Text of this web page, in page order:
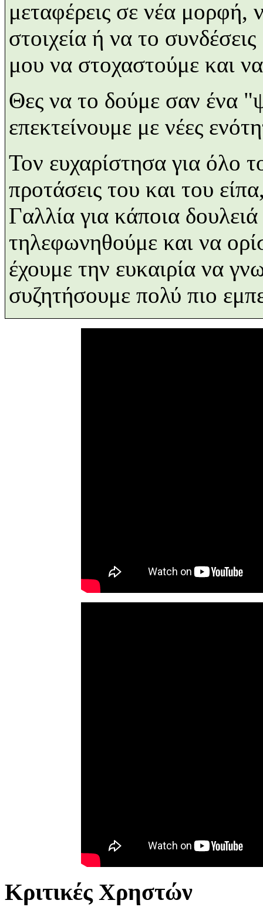
μεταφέρεις σε νέα μορφή,
στοιχεία ή να το
μου να στοχαστούμε και
Θες να το δούμε σαν ένα
επεκτείνουμε με νέες
Τον ευχαρίστησα για όλο
προτάσεις του και του
Γαλλία για κάποια
τηλεφωνηθούμε και να
έχουμε την ευκαιρία να
συζητήσουμε πολύ πιο
Κριτικές Χρηστών